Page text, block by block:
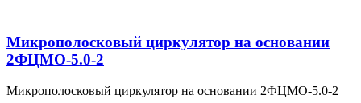
Микрополосковый циркулятор на основании
2ФЦМО-5.0-2
Микрополосковый циркулятор на основании 2ФЦМО-5.0-2